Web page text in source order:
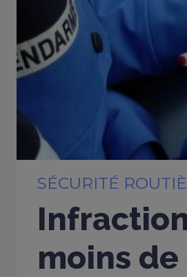
SÉCURITÉ
moins